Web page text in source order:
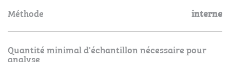
Méthode interne
Quantité minimal d'échantillon nécessaire pour
analyse